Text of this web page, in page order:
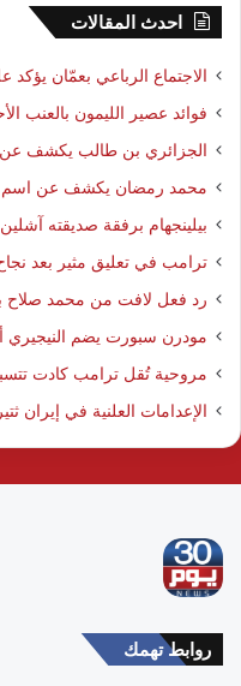
احدث المقالات
الاجتماع الرباعي بعمّان يؤكد
فوائد عصير الليمون بالعنب
الجزائري بن طالب يكشف عن
محمد رمضان يكشف عن اسم
بيلينجهام برفقة صديقته
ترامب في تعليق مثير بعد
رد فعل لافت من محمد صلاح
مودرن سبورت يضم النيجيري
مروحية تُقل ترامب كادت
الإعدامات العلنية في إيران
روابط تهمك